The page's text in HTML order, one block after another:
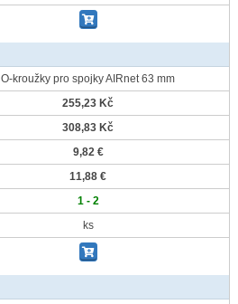
O-kroužky pro spojky AIRnet 63 mm
255,23 Kč
308,83 Kč
9,82 €
11,88 €
1 - 2
ks